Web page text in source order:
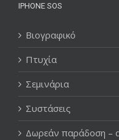
IPHONE SOS
Βιογραφικό
Πτυχία
Σεμινάρια
Συστάσεις
Δωρεάν παράδοση –